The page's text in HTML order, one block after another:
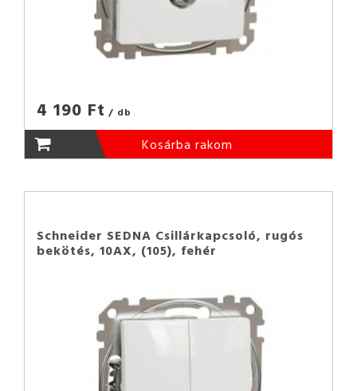
4 190 Ft / db
Kosárba rakom
Schneider SEDNA Csillárkapcsoló, rugós
bekötés, 10AX, (105), fehér